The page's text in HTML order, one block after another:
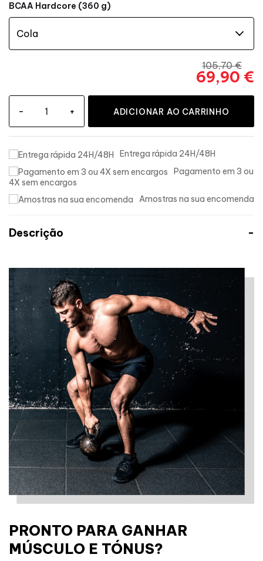
BCAA Hardcore (360 g)
105,70 €
69,90 €
- + ADICIONAR AO CARRINHO
Entrega rápida 24H/48H
Pagamento em 3 ou
4X sem encargos
Amostras na sua encomenda
Descrição
PRONTO PARA GANHAR
MÚSCULO E TÓNUS?